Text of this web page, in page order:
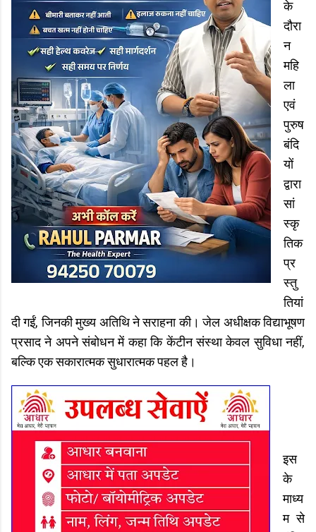
के
दौरा
न
महि
ला
एवं
पुरुष
बंदि
यों
द्वारा
सां
स्कृ
तिक
प्र
स्तु
तियां
दी गईं, जिनकी मुख्य अतिथि ने सराहना की। जेल अधीक्षक विद्याभूषण
प्रसाद ने अपने संबोधन में कहा कि केंटीन संस्था केवल सुविधा नहीं,
बल्कि एक सकारात्मक सुधारात्मक पहल है।
इस
के
माध्य
म से